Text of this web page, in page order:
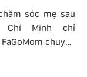
cấp tới các mẹ
lo nghĩ về
và tắm cho
sóc mẹ sau
Chí Minh chỉ
chuyên